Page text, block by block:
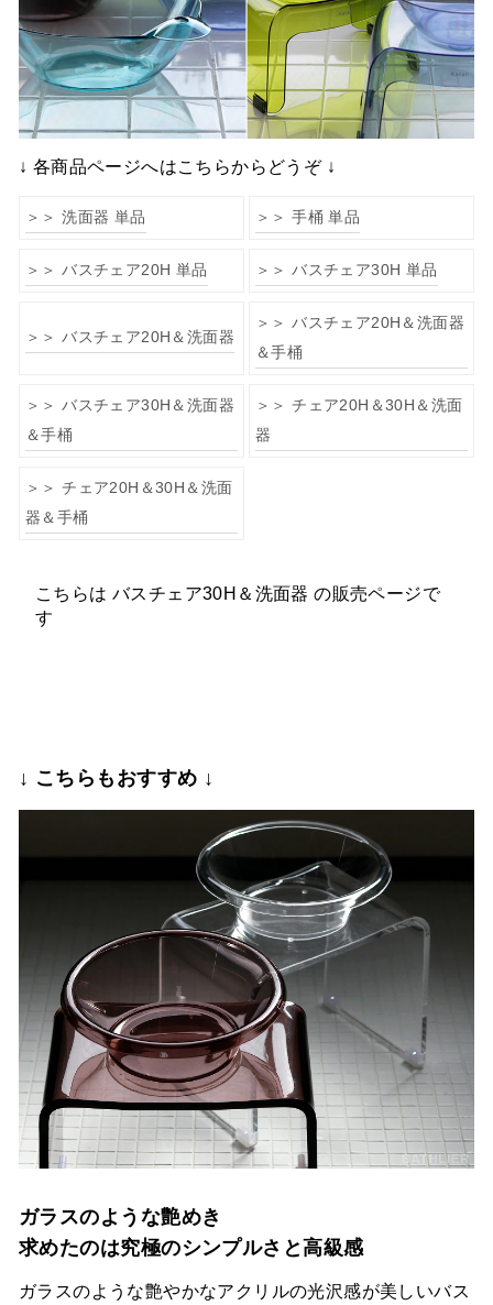
↓ 各商品ページへはこちらからどうぞ ↓
＞＞ 洗面器 単品 ＞＞ 手桶 単品
＞＞ バスチェア20H 単品 ＞＞ バスチェア30H 単品
＞＞ バスチェア20H＆洗面器
＞＞ バスチェア20H＆洗面器
＆手桶
＞＞ バスチェア30H＆洗面器
＆手桶
＞＞ チェア20H＆30H＆洗面
器
＞＞ チェア20H＆30H＆洗面
器＆手桶
こちらは バスチェア30H＆洗面器 の販売ページで
す
↓ こちらもおすすめ ↓
ガラスのような艶めき
求めたのは究極のシンプルさと高級感
ガラスのような艶やかなアクリルの光沢感が美しいバス